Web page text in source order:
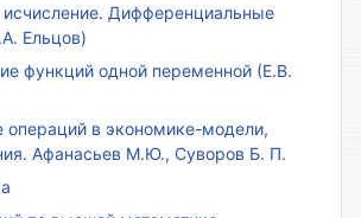
исчисление. Дифференциальные
Ельцов)
функций одной переменной (Е.В.
операций в экономике-модели,
Афанасьев М.Ю., Суворов Б. П.